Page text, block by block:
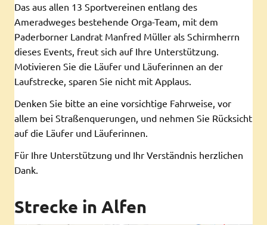
Das aus allen 13 Sportvereinen entlang des
Ameradweges bestehende Orga-Team, mit dem
Paderborner Landrat Manfred Müller als Schirmherrn
dieses Events, freut sich auf Ihre Unterstützung.
Motivieren Sie die Läufer und Läuferinnen an der
Laufstrecke, sparen Sie nicht mit Applaus.
Denken Sie bitte an eine vorsichtige Fahrweise, vor
allem bei Straßenquerungen, und nehmen Sie Rücksicht
auf die Läufer und Läuferinnen.
Für Ihre Unterstützung und Ihr Verständnis herzlichen
Dank.
Strecke in Alfen